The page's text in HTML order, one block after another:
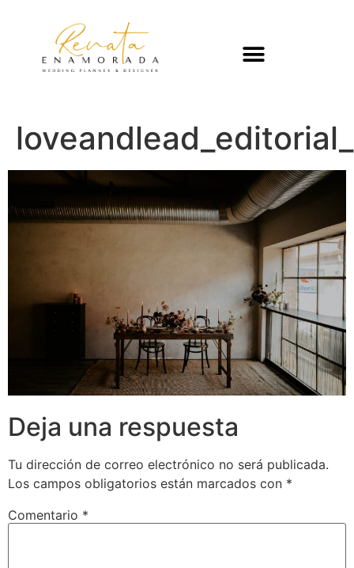
Deja una respuesta
Tu dirección de correo electrónico no será publicada.
Los campos obligatorios están marcados con *
Comentario *